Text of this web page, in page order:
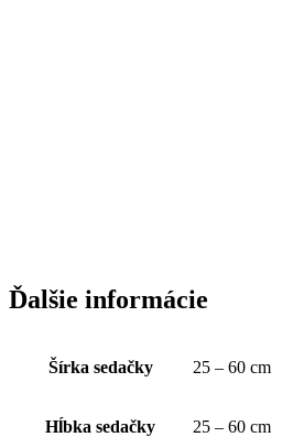
Ďalšie informácie
Šírka sedačky 25 – 60 cm
Hĺbka sedačky 25 – 60 cm